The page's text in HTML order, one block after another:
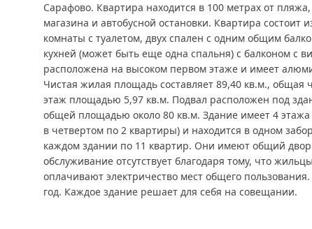
Сарафово. Квартира находится в 100 метрах от
магазина и автобусной остановки. Квартира состоит
комнаты с туалетом, двух спален с одним общим
кухней (может быть еще одна спальня) с балконом с
расположена на высоком первом этаже и имеет
Чистая жилая площадь составляет 89,40 кв.м., общая
этаж площадью 5,97 кв.м. Подвал расположен под
общей площадью около 80 кв.м. Здание имеет 4
в четвертом по 2 квартиры) и находится в одном
каждом здании по 11 квартир. Они имеют общий двор
обслуживание отсутствует благодаря тому, что
оплачивают электричество мест общего
год. Каждое здание решает для себя на совещании.